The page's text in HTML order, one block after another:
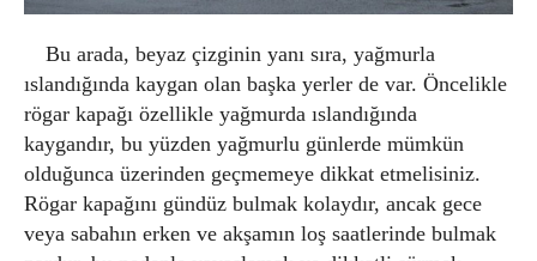
Bu arada, beyaz çizginin yanı sıra, yağmurla
ıslandığında kaygan olan başka yerler de var. Öncelikle
rögar kapağı özellikle yağmurda ıslandığında
kaygandır, bu yüzden yağmurlu günlerde mümkün
olduğunca üzerinden geçmemeye dikkat etmelisiniz.
Rögar kapağını gündüz bulmak kolaydır, ancak gece
veya sabahın erken ve akşamın loş saatlerinde bulmak